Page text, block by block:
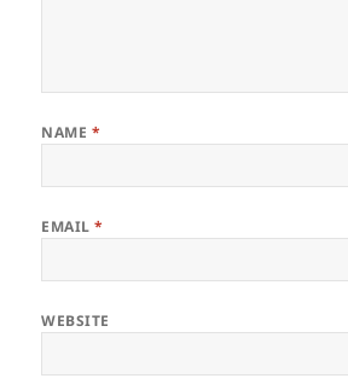
NAME *
EMAIL*
WEBSITE